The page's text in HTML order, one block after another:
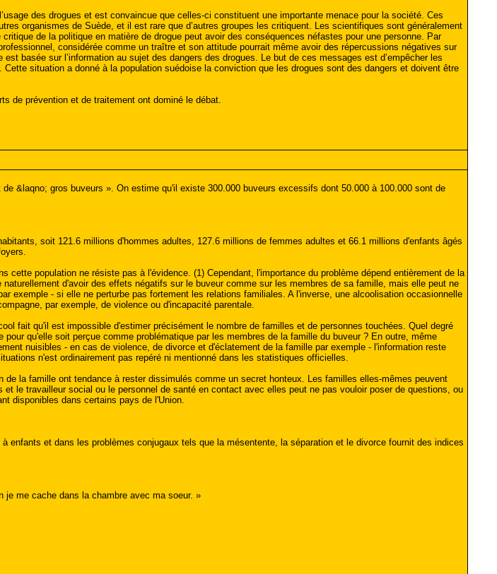
des drogues et est convaincue que celles-ci constituent une importante menace pour la société. Ces
organismes de Suède, et il est rare que d’autres groupes les critiquent. Les scientifiques sont généralement
de la politique en matière de drogue peut avoir des conséquences néfastes pour une personne. Par
considérée comme un traître et son attitude pourrait même avoir des répercussions négatives sur
basée sur l’information au sujet des dangers des drogues. Le but de ces messages est d’empêcher les
situation a donné à la population suédoise la conviction que les drogues sont des dangers et doivent être
de prévention et de traitement ont dominé le débat.
&laqno; gros buveurs ». On estime qu'il existe 300.000 buveurs excessifs dont 50.000 à 100.000 sont de
soit 121.6 millions d'hommes adultes, 127.6 millions de femmes adultes et 66.1 millions d'enfants âgés
cette population ne résiste pas à l'évidence. (1) Cependant, l'importance du problème dépend entièrement de la
d'avoir des effets négatifs sur le buveur comme sur les membres de sa famille, mais elle peut ne
exemple - si elle ne perturbe pas fortement les relations familiales. A l'inverse, une alcoolisation occasionnelle
par exemple, de violence ou d'incapacité parentale.
fait qu'il est impossible d'estimer précisément le nombre de familles et de personnes touchées. Quel degré
qu'elle soit perçue comme problématique par les membres de la famille du buveur ? En outre, même
nuisibles - en cas de violence, de divorce et d'éclatement de la famille par exemple - l'information reste
n'est ordinairement pas repéré ni mentionné dans les statistiques officielles.
la famille ont tendance à rester dissimulés comme un secret honteux. Les familles elles-mêmes peuvent
le travailleur social ou le personnel de santé en contact avec elles peut ne pas vouloir poser de questions, ou
disponibles dans certains pays de l'Union.
enfants et dans les problèmes conjugaux tels que la mésentente, la séparation et le divorce fournit des indices
je me cache dans la chambre avec ma soeur. »